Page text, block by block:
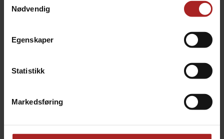
Nødvendig
Egenskaper
Statistikk
Markedsføring
In Lallemand’s Standard Conditions Wort, LalBrew®
5-7 days at 25°C (77°F)
Medium to high attenuation and very high flocculation.
Neutral flavor profile across the temperature range with